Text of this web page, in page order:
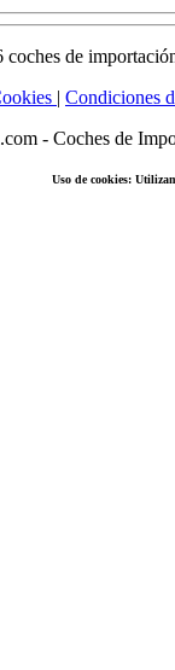
de
| Condiciones
- Coches de
Uso de cookies: